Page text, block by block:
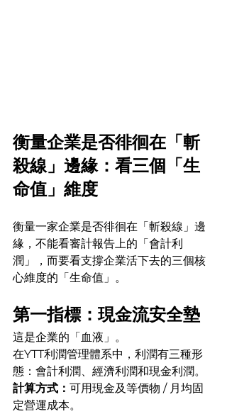
衡量企業是否徘徊在「斬
殺線」邊緣：看三個「生
命值」維度
衡量一家企業是否徘徊在「斬殺線」邊
緣，不能看審計報告上的「會計利
潤」，而要看支撐企業活下去的三個核
心維度的「生命值」。
第一指標：現金流安全墊
這是企業的「血液」。
在YTT利潤管理體系中，利潤有三種形
態：會計利潤、經濟利潤和現金利潤。
計算方式： 可用現金及等價物 / 月均固
定營運成本。